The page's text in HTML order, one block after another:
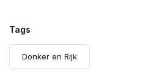
Tags
Donker en Rijk